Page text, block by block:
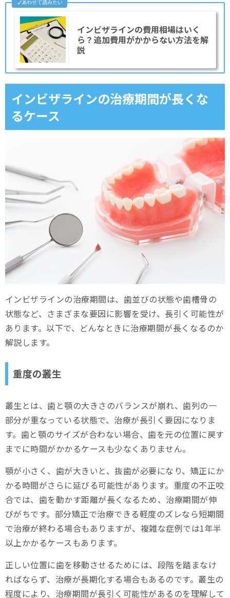
インビザラインの費用相場はいく
ら？追加費用がかからない方法を解
説
インビザラインの治療期間が長くな
るケース
インビザラインの治療期間は、歯並びの状態や歯槽骨の
状態など、さまざまな要因に影響を受け、長引く可能性が
あります。以下で、どんなときに治療期間が長くなるのか
解説します。
重度の叢生
叢生とは、歯と顎の大きさのバランスが崩れ、歯列の一
部分が重なっている状態で、治療が長引く要因になりま
す。歯と顎のサイズが合わない場合、歯を元の位置に戻す
までに時間がかかるケースも少なくありません。
顎が小さく、歯が大きいと、抜歯が必要になり、矯正にか
かる時間がさらに延びる可能性があります。重度の不正咬
合では、歯を動かす距離が長くなるため、治療期間が伸
びがちです。部分矯正で治療できる軽度のズレなら短期間
で治療が終わる場合もありますが、複雑な症例では1年半
以上かかるケースもあります。
正しい位置に歯を移動させるためには、段階を踏まなけ
ればならず、治療が長期化する場合もあるのです。叢生の
程度により、治療期間が長引く可能性があるのを理解して